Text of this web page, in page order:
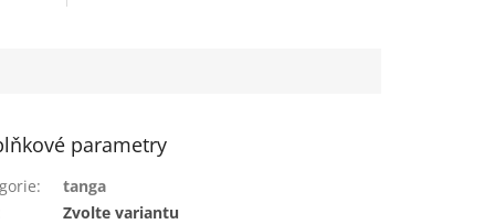
parametry
:
tanga
Zvolte variantu